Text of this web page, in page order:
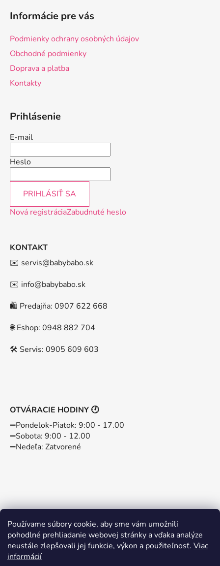
Používame súbory cookie, aby sme vám umožnili
pohodlné prehliadanie webovej stránky a vďaka analýze
neustále zlepšovali jej funkcie, výkon a použiteľnosť. Viac
informácií
Informácie pre vás
Podmienky ochrany osobných údajov
Obchodné podmienky
Doprava a platba
Kontakty
Prihlásenie
E-mail
Heslo
PRIHLÁSIŤ SA
Nová registráciaZabudnuté heslo
KONTAKT
✉️ servis@babybabo.sk
✉️ info@babybabo.sk
🛍️ Predajňa: 0907 622 668
🌐 Eshop: 0948 882 704
🛠️ Servis: 0905 609 603
OTVÁRACIE HODINY 🕐
➖️Pondelok-Piatok: 9:00 - 17.00
➖️Sobota: 9:00 - 12.00
➖️Nedeľa: Zatvorené